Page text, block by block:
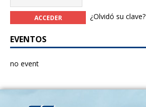
¿Olvidó su clave?
EVENTOS
no event